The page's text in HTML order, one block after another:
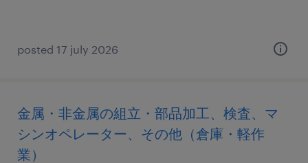
posted 17 july 2026
金属・非金属の組立・部品加工、検査、マ
シンオペレーター、その他（倉庫・軽作
業）